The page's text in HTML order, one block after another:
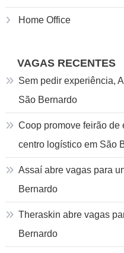
Home Office
VAGAS RECENTES
Sem pedir experiência,
São Bernardo
Coop promove feirão de
centro logístico em São
Assaí abre vagas para
Bernardo
Theraskin abre vagas
Bernardo